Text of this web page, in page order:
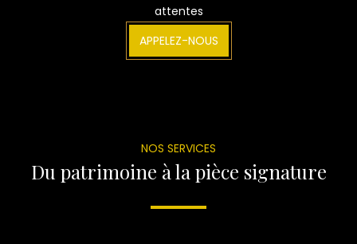
attentes
APPELEZ-NOUS
NOS SERVICES
Du patrimoine à la pièce signature